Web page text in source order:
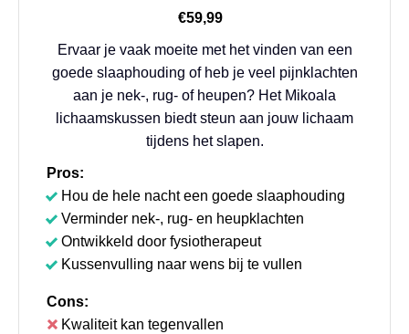
€59,99
Ervaar je vaak moeite met het vinden van een
goede slaaphouding of heb je veel pijnklachten
aan je nek-, rug- of heupen? Het Mikoala
lichaamskussen biedt steun aan jouw lichaam
tijdens het slapen.
Pros:
Hou de hele nacht een goede slaaphouding
Verminder nek-, rug- en heupklachten
Ontwikkeld door fysiotherapeut
Kussenvulling naar wens bij te vullen
Cons:
Kwaliteit kan tegenvallen